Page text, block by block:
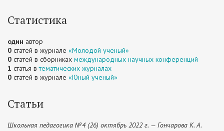
Статистика
один автор
0 статей в журнале «Молодой ученый»
0 статей в сборниках международных научных конференций
1 статья втематических журналах
0 статей в журнале «Юный ученый»
Статьи
Школьная педагогика №4 (26) октябрь 2022 г. — Гончарова К. А.